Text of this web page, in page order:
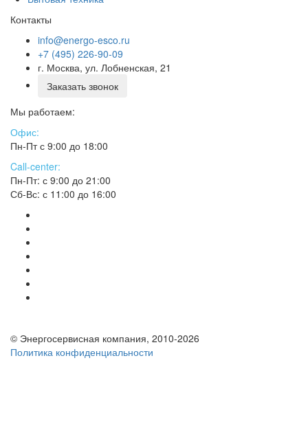
Контакты
info@energo-esco.ru
+7 (495) 226-90-09
г. Москва, ул. Лобненская, 21
Заказать звонок
Мы работаем:
Офис:
Пн-Пт с 9:00 до 18:00
Call-center:
Пн-Пт: с 9:00 до 21:00
Сб-Вс: с 11:00 до 16:00
© Энергосервисная компания, 2010-2026
Политика конфиденциальности